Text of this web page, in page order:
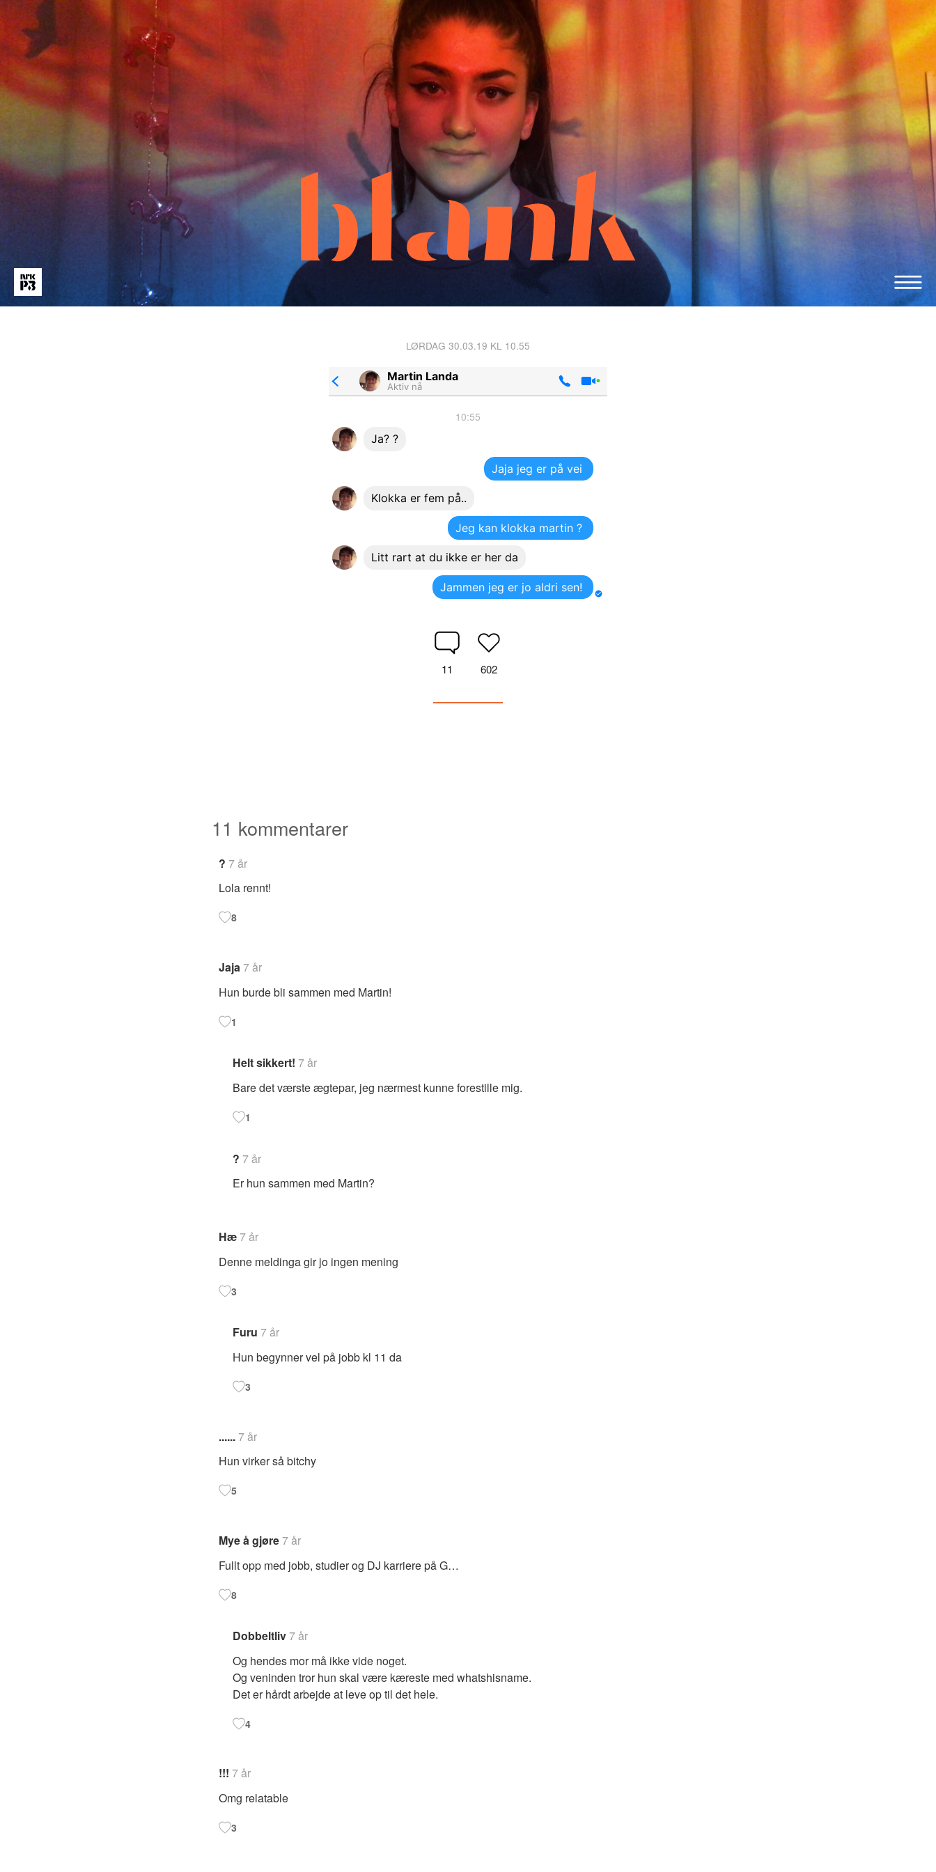
LØRDAG 30.03.19 KL 10.55
Martin Landa
Aktiv nå
10:55
Ja? ?
Jaja jeg er på vei
Klokka er fem på..
Jeg kan klokka martin ?
Litt rart at du ikke er her da
Jammen jeg er jo aldri sen!
11 602
11 kommentarer
? 7 år
Lola rennt!
8
Jaja7 år
Hun burde bli sammen med Martin!
1
Helt sikkert! 7 år
Bare det værste ægtepar, jeg nærmest kunne forestille mig.
1
? 7 år
Er hun sammen med Martin?
Hæ7 år
Denne meldinga gir jo ingen mening
3
Furu 7 år
Hun begynner vel på jobb kl 11 da
3
......7 år
Hun virker så bitchy
5
Mye å gjøre7 år
Fullt opp med jobb, studier og DJ karriere på G…
8
Dobbeltliv7 år
Og hendes mor må ikke vide noget.
Og veninden tror hun skal være kæreste med whatshisname.
Det er hårdt arbejde at leve op til det hele.
4
!!! 7 år
Omg relatable
3